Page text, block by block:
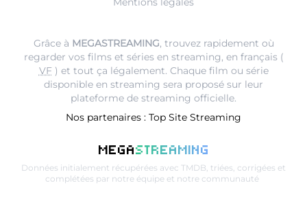
Grâce à MEGASTREAMING, trouvez rapidement où
regarder vos films et séries en streaming, en français (
VF) et tout ça légalement. Chaque film ou série
disponible en streaming sera proposé sur leur
plateforme de streaming officielle.
Nos partenaires : Top Site Streaming
MEGASTREAMING
Données initialement récupérées avec TMDB , triées, corrigées et
complétées par notre équipe et notre communauté